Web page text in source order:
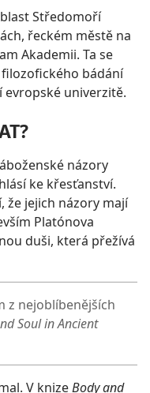
Středomoří
řeckém městě na
Akademii. Ta se
bádání
evropské univerzitě.
názory
ke křesťanství.
že jejich názory mají
Platónova
duši, která přežívá
z nejoblíbenějších
Soul in Ancient
V knizeBody and